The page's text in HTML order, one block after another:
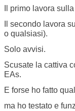
Il primo lavora
Il secondo lavora
o qualsiasi).
Solo avvisi.
Scusate la cattiva
EAs.
E forse ho fatto
ma ho testato e